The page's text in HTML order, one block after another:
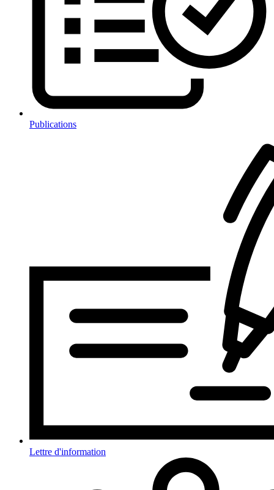
Publications
Lettre d'information